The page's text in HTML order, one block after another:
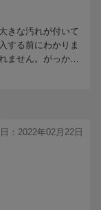
きな汚れが付いて
する前にわかりま
ません。がっかり
：2022年02月22日